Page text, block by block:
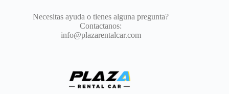
Necesitas ayuda o tienes alguna pregunta?
Contactanos:
info@plazarentalcar.com